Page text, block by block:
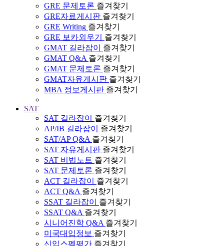
GRE 문제토론 즐겨찾기
GRE자료게시판 즐겨찾기
GRE Writing 즐겨찾기
GRE 보카외우기
즐겨찾기
GMAT 길라잡이
즐겨찾기
GMAT Q&A 즐겨찾기
GMAT 문제토론 즐겨찾기
GMAT자유게시판 즐겨찾기
MBA 정보게시판 즐겨찾기
SAT
SAT 길라잡이
즐겨찾기
AP/IB 길라잡이
즐겨찾기
SAT/AP Q&A 즐겨찾기
SAT 자유게시판 즐겨찾기
SAT 비법노트 즐겨찾기
SAT 문제토론 즐겨찾기
ACT 길라잡이
즐겨찾기
ACT Q&A 즐겨찾기
SSAT 길라잡이
즐겨찾기
SSAT Q&A 즐겨찾기
시니어진학 Q&A 즐겨찾기
미국대입정보 즐겨찾기
신입스펙평가 즐겨찾기